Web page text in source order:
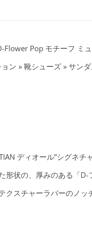
Flower Pop モチーフ ミ
ン » 靴シューズ » サン
ディオール”シグネチ
形状の、厚みのある「
クスチャーラバーのノ